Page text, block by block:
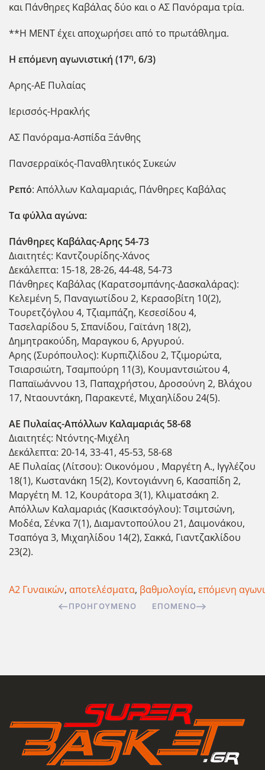
και Πάνθηρες Καβάλας δύο και ο ΑΣ Πανόραμα τρία.
**Η ΜΕΝΤ έχει αποχωρήσει από το πρωτάθλημα.
Η επόμενη αγωνιστική (17η, 6/3)
Αρης-ΑΕ Πυλαίας
Ιερισσός-Ηρακλής
ΑΣ Πανόραμα-Ασπίδα Ξάνθης
Πανσερραϊκός-Παναθλητικός Συκεών
Ρεπό: Απόλλων Καλαμαριάς, Πάνθηρες Καβάλας
Τα φύλλα αγώνα:
Πάνθηρες Καβάλας-Αρης 54-73
Διαιτητές: Καντζουρίδης-Χάνος
Δεκάλεπτα: 15-18, 28-26, 44-48, 54-73
Πάνθηρες Καβάλας (Καρατσομπάνης-Δασκαλάρας):
Κελεμένη 5, Παναγιωτίδου 2, Κερασοβίτη 10(2),
Τουρετζόγλου 4, Τζιαμπάζη, Κεσεσίδου 4,
Τασελαρίδου 5, Σπανίδου, Γαϊτάνη 18(2),
Δημητρακούδη, Μαραγκου 6, Αργυρού.
Αρης (Συρόπουλος): Κυρπιζλίδου 2, Τζιμορώτα,
Τσιαρσιώτη, Τσαμπούρη 11(3), Κουμαντσιώτου 4,
Παπαϊωάννου 13, Παπαχρήστου, Δροσούνη 2, Βλάχου
17, Νταουντάκη, Παρακεντέ, Μιχαηλίδου 24(5).
ΑΕ Πυλαίας-Απόλλων Καλαμαριάς 58-68
Διαιτητές: Ντόντης-Μιχέλη
Δεκάλεπτα: 20-14, 33-41, 45-53, 58-68
ΑΕ Πυλαίας (Λίτσου): Οικονόμου , Μαργέτη Α., Ιγγλέζου
18(1), Κωστανάκη 15(2), Κοντογιάννη 6, Κασαπίδη 2,
Μαργέτη Μ. 12, Κουράτορα 3(1), Κλιματσάκη 2.
Απόλλων Καλαμαριάς (Κασικτσόγλου): Τσιμτσώνη,
Μοδέα, Σένκα 7(1), Διαμαντοπούλου 21, Δαιμονάκου,
Τσαπόγα 3, Μιχαηλίδου 14(2), Σακκά, Γιαντζακλίδου
23(2).
Α2 Γυναικών, αποτελέσματα, βαθμολογία, επόμενη
ΠΡΟΗΓΟΎΜΕΝΟ ΕΠΌΜΕΝΟ